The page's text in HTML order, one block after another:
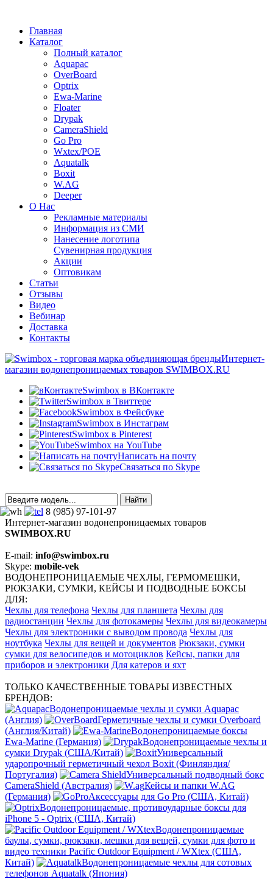
Главная
Каталог
Полный каталог
Aquapac
OverBoard
Optrix
Ewa-Marine
Floater
Drypak
CameraShield
Go Pro
Wxtex/POE
Aquatalk
Boxit
W.AG
Deeper
О Нас
Рекламные материалы
Информация из СМИ
Нанесение логотипа
Сувенирная продукция
Акции
Оптовикам
Статьи
Отзывы
Видео
Вебинар
Доставка
Контакты
Интернет-
магазин водонепроницаемых товаров SWIMBOX.RU
Swimbox в ВКонтакте
Swimbox в Твиттере
Swimbox в Фейсбуке
Swimbox в Инстаграм
Swimbox в Pinterest
Swimbox на YouTube
Написать на почту
Связаться по Skype
8 (985) 97-101-97
Интернет-магазин водонепроницаемых товаров
SWIMBOX.RU
E-mail: info@swimbox.ru
Skype: mobile-vek
ВОДОНЕПРОНИЦАЕМЫЕ ЧЕХЛЫ, ГЕРМОМЕШКИ,
РЮКЗАКИ, СУМКИ, КЕЙСЫ И ПОДВОДНЫЕ БОКСЫ
ДЛЯ:
Чехлы для телефона Чехлы для планшета Чехлы для
радиостанции Чехлы для фотокамеры Чехлы для видеокамеры
Чехлы для электроники с выводом провода Чехлы для
ноутбука Чехлы для вещей и документов Рюкзаки, сумки
сумки для велосипедов и мотоциклов Кейсы, папки для
приборов и электроники Для катеров и яхт
ТОЛЬКО КАЧЕСТВЕННЫЕ ТОВАРЫ ИЗВЕСТНЫХ
БРЕНДОВ:
Водонепроницаемые чехлы и сумки Aquapac
(Англия)
Герметичные чехлы и сумки Overboard
(Англия/Китай)
Водонепроницаемые боксы
Ewa-Marine (Германия)
Водонепроницаемые чехлы и
сумки Drypak (США/Китай)
Универсальный
ударопрочный герметичный чехол Boxit (Финляндия/
Португалия)
Универсальный подводный бокс
CameraShield (Австралия)
Кейсы и папки W.AG
(Германия)
Аксессуары для Go Pro (США, Китай)
Водонепроницаемые, противоударные боксы для
iPhone 5 - Optrix (США, Китай)
Водонепроницаемые
баулы, сумки, рюкзаки, мешки для вещей, сумки для фото и
видео техники Pacific Outdoor Equipment / WXtex (США,
Китай)
Водонепроницаемые чехлы для сотовых
телефонов Aquatalk (Япония)